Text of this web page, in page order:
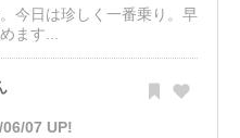
今日は珍しく一番乗り。早
ます...
07 UP!